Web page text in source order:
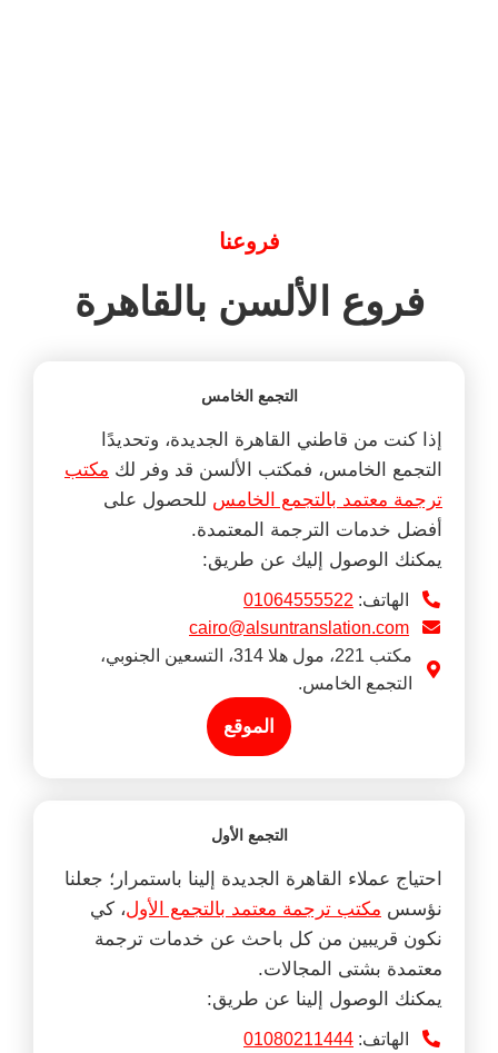
فروعنا
فروع الألسن بالقاهرة
التجمع الخامس
إذا كنت من قاطني القاهرة الجديدة، وتحديدًا
التجمع الخامس، فمكتب الألسن قد وفر لك مكتب
ترجمة معتمد بالتجمع الخامس للحصول على
أفضل خدمات الترجمة المعتمدة.
يمكنك الوصول إليك عن طريق:
الهاتف: 01064555522
cairo@alsuntranslation.com
مكتب 221، مول هلا 314، التسعين الجنوبي،
التجمع الخامس.
الموقع
التجمع الأول
احتياج عملاء القاهرة الجديدة إلينا باستمرار؛ جعلنا
نؤسس مكتب ترجمة معتمد بالتجمع الأول، كي
نكون قريبين من كل باحث عن خدمات ترجمة
معتمدة بشتى المجالات.
يمكنك الوصول إلينا عن طريق:
الهاتف: 01080211444